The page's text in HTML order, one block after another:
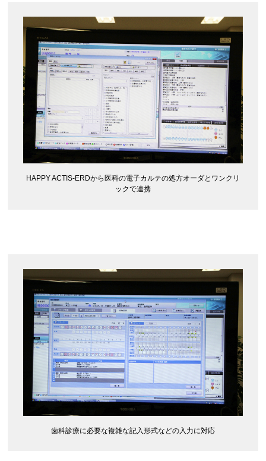
HAPPY ACTIS-ERDから医科の電子カルテの処方オーダとワンクリ
ックで連携
歯科診療に必要な複雑な記入形式などの入力に対応